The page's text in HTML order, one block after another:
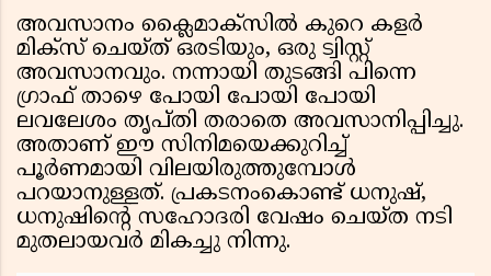
അവസാനം ക്ലൈമാക്സിൽ കുറെ കളർ
മിക്സ്‌ ചെയ്ത് ഒരടിയും, ഒരു ട്വിസ്റ്റ്
അവസാനവും. നന്നായി തുടങ്ങി പിന്നെ
ഗ്രാഫ് താഴെ പോയി പോയി പോയി
ലവലേശം തൃപ്തി തരാതെ അവസാനിപ്പിച്ചു.
അതാണ് ഈ സിനിമയെക്കുറിച്ച്
പൂർണമായി വിലയിരുത്തുമ്പോൾ
പറയാനുള്ളത്. പ്രകടനംകൊണ്ട് ധനുഷ്,
ധനുഷിന്റെ സഹോദരി വേഷം ചെയ്ത നടി
മുതലായവർ മികച്ചു നിന്നു.